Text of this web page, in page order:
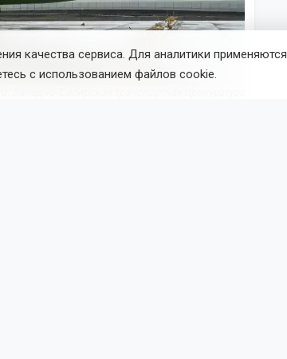
качества сервиса. Для аналитики применяются
с использованием файлов cookie.